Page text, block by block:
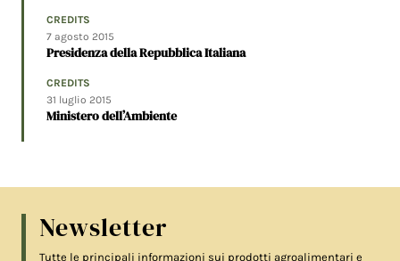
CREDITS
7 agosto 2015
Presidenza della Repubblica Italiana
CREDITS
31 luglio 2015
Ministero dell’Ambiente
Newsletter
Tutte le principali informazioni sui prodotti agroalimentari e